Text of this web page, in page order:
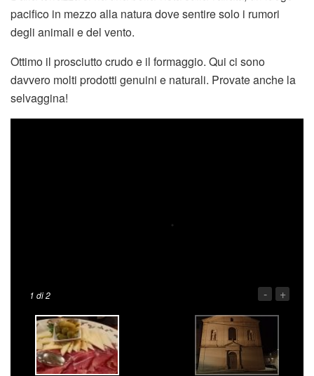
pacifico in mezzo alla natura dove sentire solo i rumori
degli animali e del vento.
Ottimo il prosciutto crudo e il formaggio. Qui ci sono
davvero molti prodotti genuini e naturali. Provate anche la
selvaggina!
1 di 2 - +